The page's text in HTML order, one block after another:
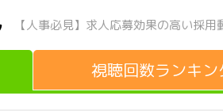
【人事必見】求人応募効果の高い採用
視聴回数ランキン